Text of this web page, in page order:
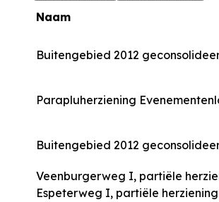
Naam
Buitengebied 2012
Parapluherziening
Buitengebied 2012
Veenburgerweg I, partiële
Espeterweg I, partiële